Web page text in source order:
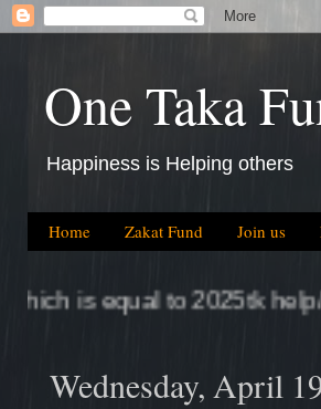
One Taka
Happiness is Helping others
Home Zakat Fund Join us
to 2025tk help/day
Wednesday, April